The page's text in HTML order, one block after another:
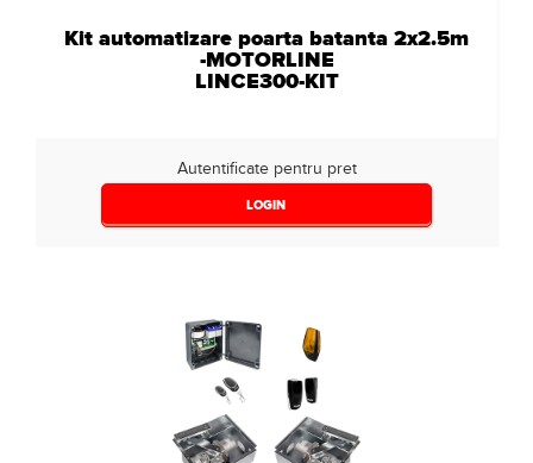
Kit automatizare poarta batanta 2x2.5m
-MOTORLINE
LINCE300-KIT
Autentificate pentru pret
LOGIN